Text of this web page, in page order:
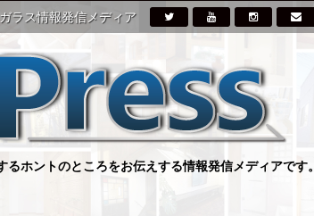
ガラス情報発信メディア
ホントのところをお伝えする情報発信メディアです。